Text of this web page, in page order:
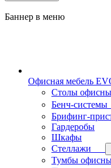
Баннер в меню
Офисная мебель
Cтолы
Бенч-системы
Брифинг-
Гардеробы
Шкафы
Стеллажи
Тумбы